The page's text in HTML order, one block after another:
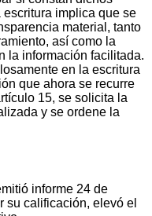
implica que se
material, tanto
así como la
la información facilitada.
en la escritura
que ahora se recurre
15, se solicita la
y se ordene la
informe 24 de
su calificación, elevó el